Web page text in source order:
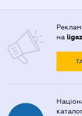
на